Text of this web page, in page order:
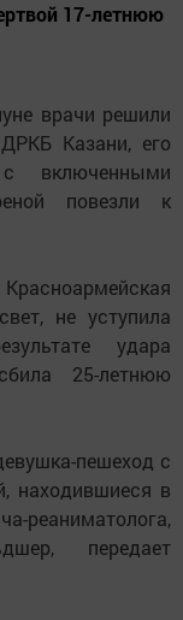
17-летнюю
врачи решили
Казани, его
включенными
повезли к
не уступила
удара
25-летнюю
пешеход с
находившиеся в
передает